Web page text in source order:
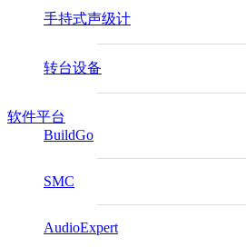
手持式声级计
转台设备
软件平台
BuildGo
SMC
AudioExpert